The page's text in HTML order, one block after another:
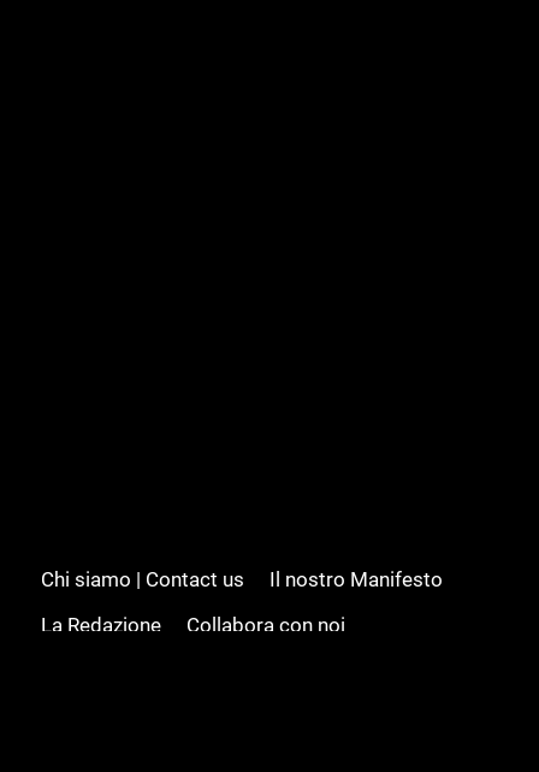
Chi siamo | Contact us
Il nostro Manifesto
La Redazione
Collabora con noi